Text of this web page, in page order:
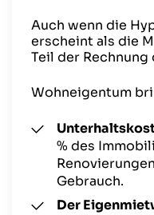
Auch wenn die
erscheint als die
Teil der Rechnung
Wohneigentum
% des
Gebrauch.
Der